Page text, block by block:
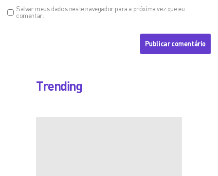
Salvar meus dados neste navegador para a próxima vez que eu
comentar.
Trending